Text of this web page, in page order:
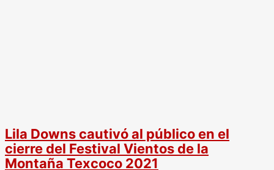
Lila Downs cautivó al público en el
cierre del Festival Vientos de la
Montaña Texcoco 2021